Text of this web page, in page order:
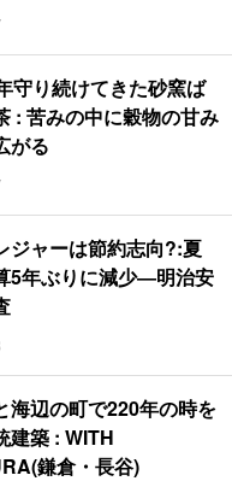
守り続けてきた砂窯ば
: 苦みの中に穀物の甘み
がる
ジャーは節約志向?:夏
5年ぶりに減少―明治安
海辺の町で220年の時を
建築 : WITH
鎌倉・長谷)